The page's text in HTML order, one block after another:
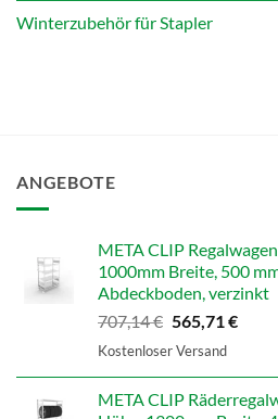
Winterzubehör für Stapler
ANGEBOTE
META CLIP
1000mm Breite, 500
Abdeckboden, verzinkt
707,14€ Ursprünglicher
Preis
565,71 €
Kostenloser Versand
META CLIP